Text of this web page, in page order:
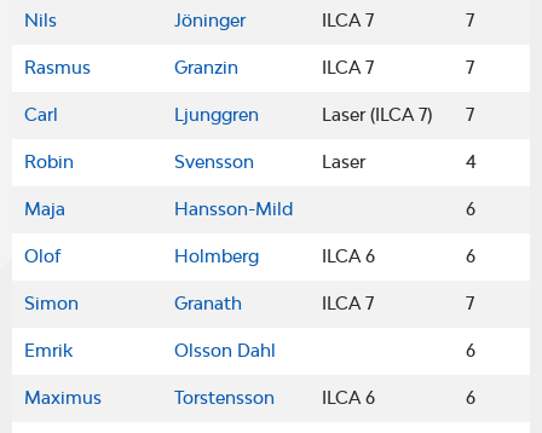
Nils Jöninger ILCA 7 7
Rasmus Granzin ILCA 7 7
Carl Ljunggren Laser (ILCA 7) 7
Robin Svensson Laser 4
Maja Hansson-Mild 6
Olof Holmberg ILCA 6 6
Simon Granath ILCA 7 7
Emrik Olsson Dahl 6
Maximus Torstensson ILCA 6 6